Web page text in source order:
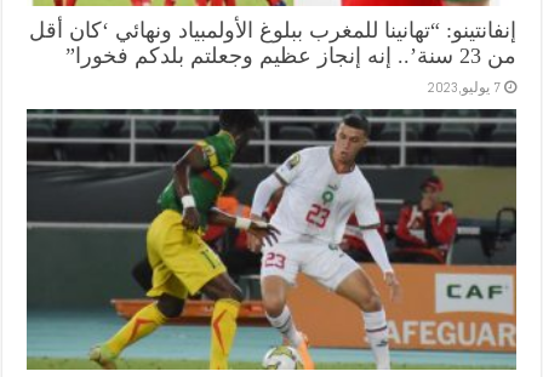
إنفانتينو: “تهانينا للمغرب ببلوغ الأولمبياد ونهائي ‘كان أقل
من 23 سنة’.. إنه إنجاز عظيم وجعلتم بلدكم فخورا”
7 يوليو,2023